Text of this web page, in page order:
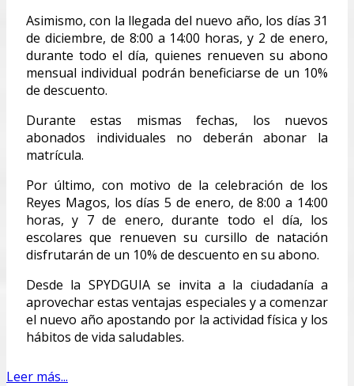
Asimismo, con la llegada del nuevo año, los días 31
de diciembre, de 8:00 a 14:00 horas, y 2 de enero,
durante todo el día, quienes renueven su abono
mensual individual podrán beneficiarse de un 10%
de descuento.
Durante estas mismas fechas, los nuevos
abonados individuales no deberán abonar la
matrícula.
Por último, con motivo de la celebración de los
Reyes Magos, los días 5 de enero, de 8:00 a 14:00
horas, y 7 de enero, durante todo el día, los
escolares que renueven su cursillo de natación
disfrutarán de un 10% de descuento en su abono.
Desde la SPYDGUIA se invita a la ciudadanía a
aprovechar estas ventajas especiales y a comenzar
el nuevo año apostando por la actividad física y los
hábitos de vida saludables.
Leer más...